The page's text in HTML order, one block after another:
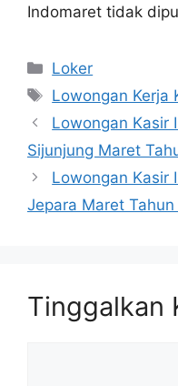
Indomaret tidak
Kategori
Loker
Tag
Lowongan Kerja
Lowongan Kasir
Sijunjung Maret
Lowongan Kasir
Jepara Maret
Tinggalkan